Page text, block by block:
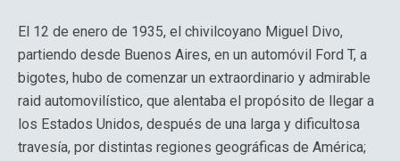
El 12 de enero de 1935, el chivilcoyano Miguel Divo,
partiendo desde Buenos Aires, en un automóvil Ford T, a
bigotes, hubo de comenzar un extraordinario y admirable
raid automovilístico, que alentaba el propósito de llegar a
los Estados Unidos, después de una larga y dificultosa
travesía, por distintas regiones geográficas de América;